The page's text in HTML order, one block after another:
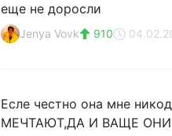
еще не доросли
Jenya Vovk 910
Есле честно она мне
МЕЧТАЮТ,ДА И ВАЩЕ ОНИ